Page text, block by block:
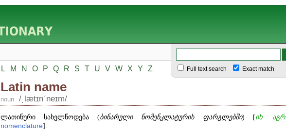
L M N O P Q R S T U V W X Y Z Full text search Exact match
Latin name
noun /͵lætɪnʹneɪm/
ლათინური სახელწოდება (ბინარული ნომენკლატურის ფარგლებში) [იხ. აგრ.
nomenclature].